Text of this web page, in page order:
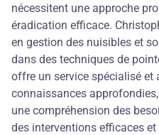
nécessitent une approche
éradication efficace.
en gestion des nuisibles et
dans des techniques de
offre un service spécialisé et
connaissances
une compréhension des
des interventions efficaces